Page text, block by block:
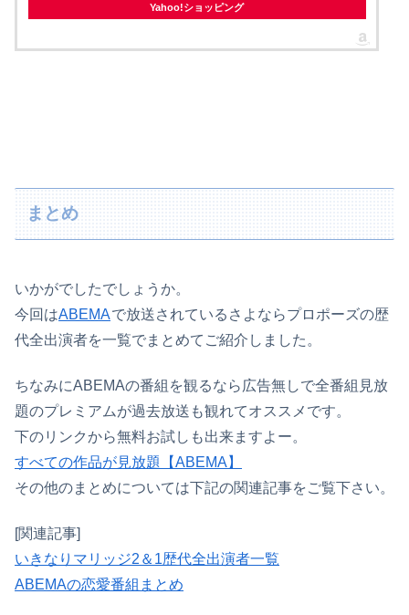
Yahoo!ショッピング
まとめ
いかがでしたでしょうか。
今回はABEMAで放送されているさよならプロポーズの歴
代全出演者を一覧でまとめてご紹介しました。
ちなみにABEMAの番組を観るなら広告無しで全番組見放
題のプレミアムが過去放送も観れてオススメです。
下のリンクから無料お試しも出来ますよー。
すべての作品が見放題【ABEMA】
その他のまとめについては下記の関連記事をご覧下さい。
[関連記事]
いきなりマリッジ2＆1歴代全出演者一覧
ABEMAの恋愛番組まとめ